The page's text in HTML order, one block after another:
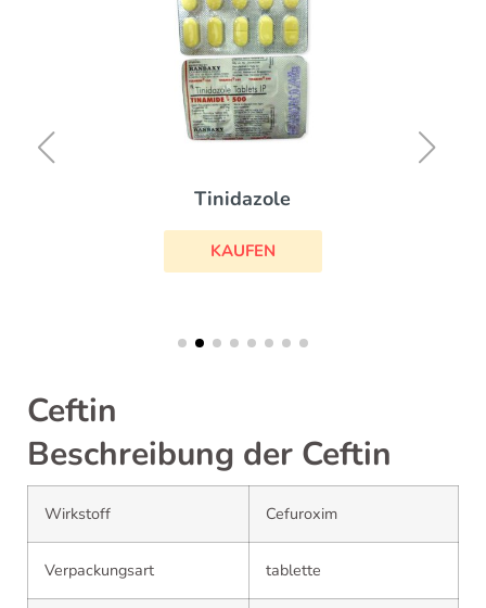
Tinidazole
KAUFEN
Ceftin
Beschreibung der Ceftin
Wirkstoff Cefuroxim
Verpackungsart tablette